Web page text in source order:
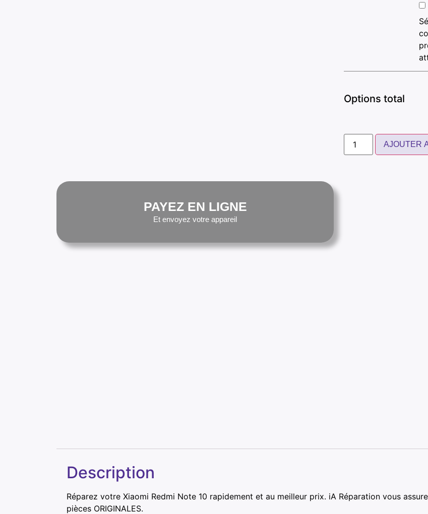
Options total
AJOUTER
PAYEZ EN LIGNE
Et envoyez votre appareil
Description
Réparez votre Xiaomi Redmi Note 10 rapidement et au meilleur prix. iA Réparation vous
pièces ORIGINALES.